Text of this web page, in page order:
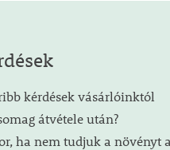
kérdések vásárlóinktól
átvétele után?
ha nem tudjuk a növényt